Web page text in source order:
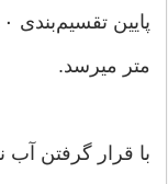
متر میرسد.
با قرار گرفتن